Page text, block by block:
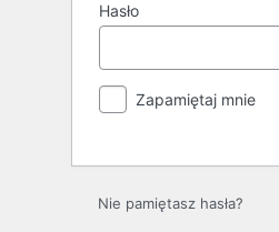
Hasło
Zapamiętaj mnie
Nie pamiętasz hasła?